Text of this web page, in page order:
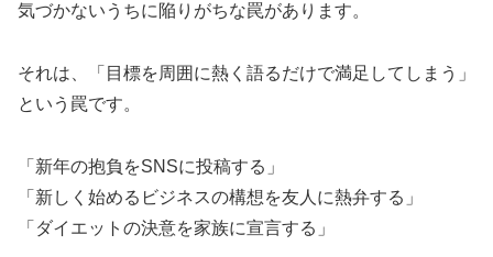
気づかないうちに陥りがちな罠があります。
それは、「目標を周囲に熱く語るだけで満足してしまう」
という罠です。
「新年の抱負をSNSに投稿する」
「新しく始めるビジネスの構想を友人に熱弁する」
「ダイエットの決意を家族に宣言する」